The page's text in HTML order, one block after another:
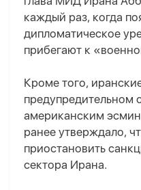
каждый раз, когда
дипломатическое
прибегают к
Кроме того,
предупредительном
американским
ранее утверждало,
приостановить
сектора Ирана.